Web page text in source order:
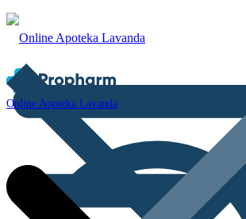
Online Apoteka Lavanda